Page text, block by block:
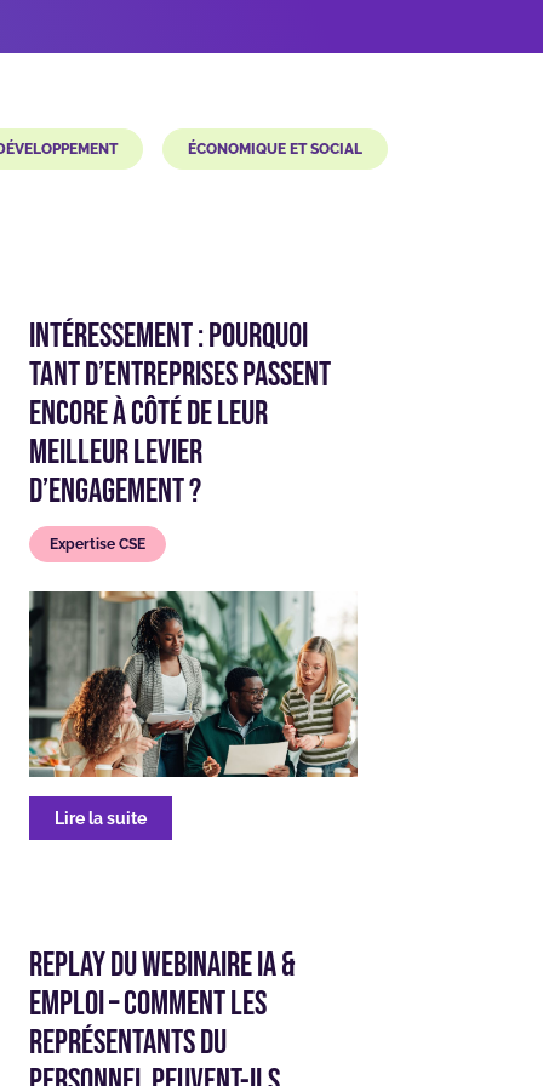
ÉCONOMIQUE ET SOCIAL
Intéressement : pourquoi
tant d’entreprises passent
encore à côté de leur
meilleur levier
d’engagement ?
Expertise CSE
Lire la suite
Replay du webinaire IA &
Emploi – Comment les
représentants du